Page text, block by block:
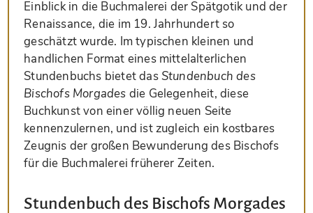
Einblick in die Buchmalerei der Spätgotik und der
Renaissance, die im 19. Jahrhundert so
geschätzt wurde. Im typischen kleinen und
handlichen Format eines mittelalterlichen
Stundenbuchs bietet dasStundenbuch des
Bischofs Morgades die Gelegenheit, diese
Buchkunst von einer völlig neuen Seite
kennenzulernen, und ist zugleich ein kostbares
Zeugnis der großen Bewunderung des Bischofs
für die Buchmalerei früherer Zeiten.
Stundenbuch des Bischofs Morgades